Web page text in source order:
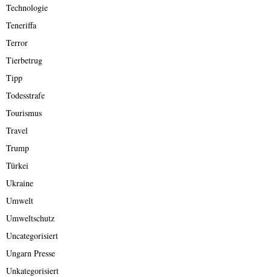
Technologie
Teneriffa
Terror
Tierbetrug
Tipp
Todesstrafe
Tourismus
Travel
Trump
Türkei
Ukraine
Umwelt
Umweltschutz
Uncategorisiert
Ungarn Presse
Unkategorisiert